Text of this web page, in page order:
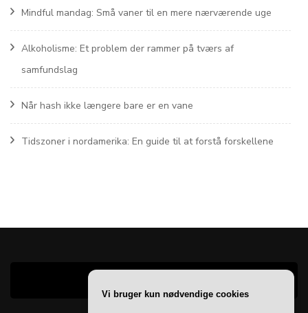
Mindful mandag: Små vaner til en mere nærværende uge
Alkoholisme: Et problem der rammer på tværs af
samfundslag
Når hash ikke længere bare er en vane
Tidszoner i nordamerika: En guide til at forstå forskellene
Vi bruger kun nødvendige cookies